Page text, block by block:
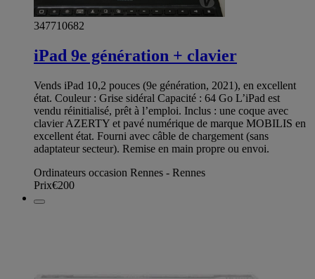
347710682
iPad 9e génération + clavier
Vends iPad 10,2 pouces (9e génération, 2021), en excellent
état. Couleur : Grise sidéral Capacité : 64 Go L’iPad est
vendu réinitialisé, prêt à l’emploi. Inclus : une coque avec
clavier AZERTY et pavé numérique de marque MOBILIS en
excellent état. Fourni avec câble de chargement (sans
adaptateur secteur). Remise en main propre ou envoi.
Ordinateurs occasion Rennes - Rennes
Prix€200